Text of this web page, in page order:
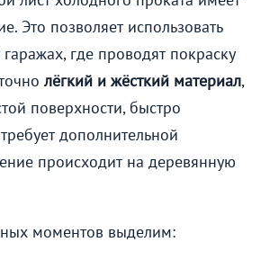
Это позволяет использовать
где проводят покраску
лёгкий и жёсткий материал,
поверхности, быстро
дополнительной
происходит на деревянную
моментов выделим: